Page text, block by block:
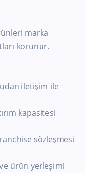
marka
korunur.
iletişim ile
kapasitesi
sözleşmesi
ürün yerleşimi